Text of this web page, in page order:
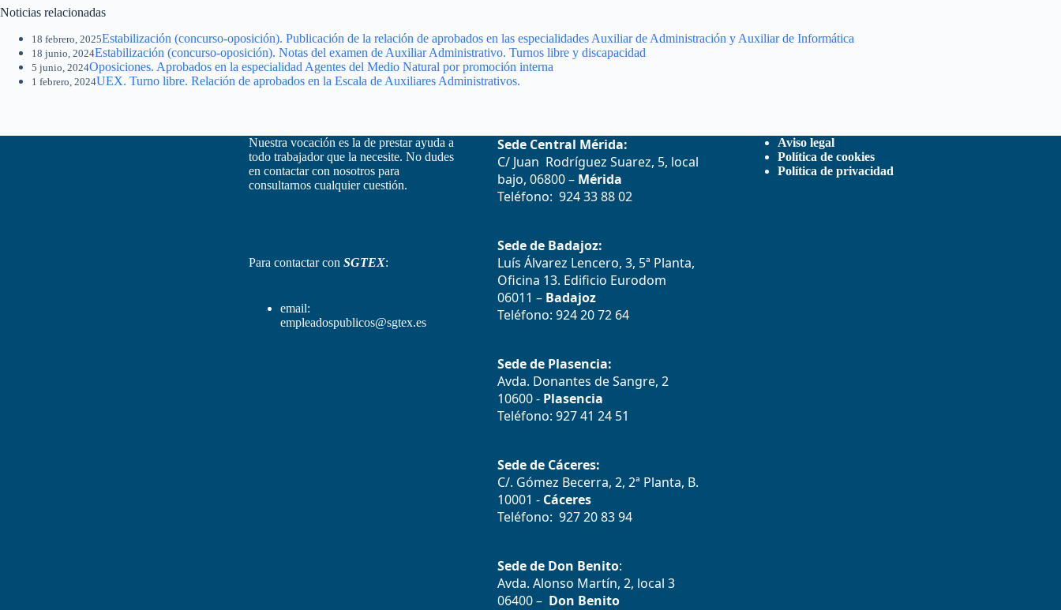
Noticias relacionadas
18 febrero, 2025Estabilización (concurso-oposición). Publicación de la relación de aprobados en las especialidades Auxiliar de Administración y Auxiliar de Informática
18 junio, 2024Estabilización (concurso-oposición). Notas del examen de Auxiliar Administrativo. Turnos libre y discapacidad
5 junio, 2024Oposiciones. Aprobados en la especialidad Agentes del Medio Natural por promoción interna
1 febrero, 2024UEX. Turno libre. Relación de aprobados en la Escala de Auxiliares Administrativos.
Nuestra vocación es la de prestar ayuda a
todo trabajador que la necesite. No dudes
en contactar con nosotros para
consultarnos cualquier cuestión.
Para contactar con SGTEX:
email:
empleadospublicos@sgtex.es
Sede Central Mérida:
C/ Juan Rodríguez Suarez, 5, local
bajo, 06800 – Mérida
Teléfono: 924 33 88 02
Sede de Badajoz:
Luís Álvarez Lencero, 3, 5ª Planta,
Oficina 13. Edificio Eurodom
06011 – Badajoz
Teléfono: 924 20 72 64
Sede de Plasencia:
Avda. Donantes de Sangre, 2
10600 -Plasencia
Teléfono: 927 41 24 51
Sede de Cáceres:
C/. Gómez Becerra, 2, 2ª Planta, B.
10001 -Cáceres
Teléfono: 927 20 83 94
Sede de Don Benito:
Avda. Alonso Martín, 2, local 3
06400 – Don Benito
Aviso legal
Política de cookies
Política de privacidad